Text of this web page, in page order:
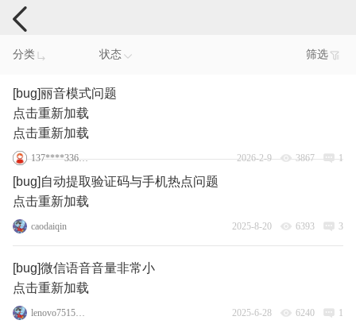
手机反馈
分类 状态 筛选
[bug]丽音模式问题
点击重新加载
点击重新加载
137****3360_8 2026-2-9 3867 1
[bug]自动提取验证码与手机热点问题
点击重新加载
caodaiqin 2025-8-20 6393 3
[bug]微信语音音量非常小
点击重新加载
lenovo75150856 2025-6-28 6240 1